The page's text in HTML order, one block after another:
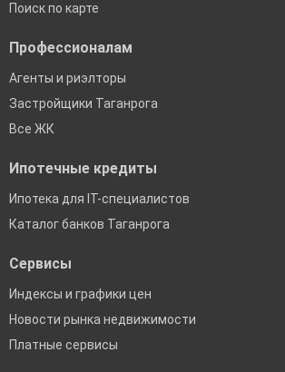
Поиск по карте
Профессионалам
Агенты и риэлторы
Застройщики Таганрога
Все ЖК
Ипотечные кредиты
Ипотека для IT-специалистов
Каталог банков Таганрога
Сервисы
Индексы и графики цен
Новости рынка недвижимости
Платные сервисы